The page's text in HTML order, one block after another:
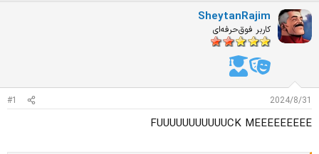
ک
ن
ن
م
و
ض
و
خ
ش
ر
SheytanRajim
کاربر فوق‌حرفه‌ای
2024/8/31
#1
FUUUUUUUUUUUCK MEEEEEEEEE